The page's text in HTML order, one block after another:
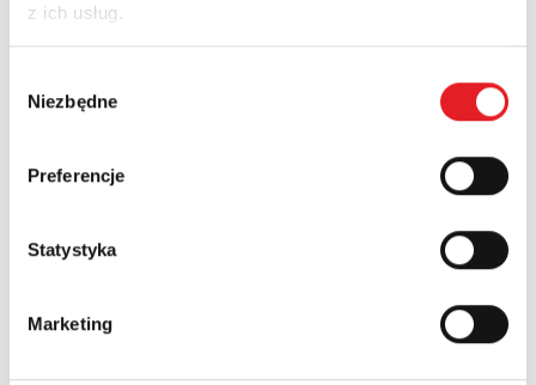
z ich usług.
zgody
Niezbędne
Preferencje
Statystyka
Marketing